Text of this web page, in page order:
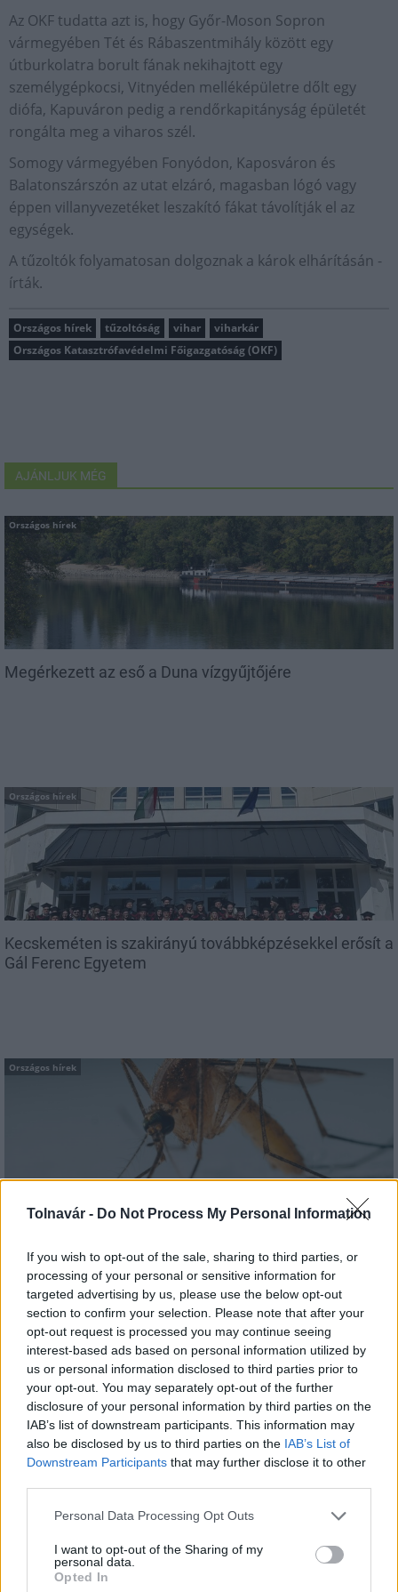
Tolnavár - Do Not Process My Personal Information
If you wish to opt-out of the sale, sharing to third parties, or
processing of your personal or sensitive information for
targeted advertising by us, please use the below opt-out
section to confirm your selection. Please note that after your
opt-out request is processed you may continue seeing
interest-based ads based on personal information utilized by
us or personal information disclosed to third parties prior to
your opt-out. You may separately opt-out of the further
disclosure of your personal information by third parties on the
IAB’s list of downstream participants. This information may
also be disclosed by us to third parties on the IAB’s List of
Downstream Participants that may further disclose it to other
Please note that this website/app uses one or more Google
not limited to your visit or usage behaviour. You may click to
grant or deny consent to Google and its third-party tags to
use your data for below specified purposes in below Google
Personal Data Processing Opt Outs
I want to opt-out of the Sharing of my
personal data.
Opted In
Az OKF tudatta azt is, hogy Győr-Moson Sopron
vármegyében Tét és Rábaszentmihály között egy
útburkolatra borult fának nekihajtott egy
személygépkocsi, Vitnyéden melléképületre dőlt egy
diófa, Kapuváron pedig a rendőrkapitányság épületét
rongálta meg a viharos szél.
Somogy vármegyében Fonyódon, Kaposváron és
Balatonszárszón az utat elzáró, magasban lógó vagy
éppen villanyvezetéket leszakító fákat távolítják el az
egységek.
A tűzoltók folyamatosan dolgoznak a károk elhárításán -
írták.
Országos hírek tűzoltóság vihar
viharkár
Országos Katasztrófavédelmi Főigazgatóság (OKF)
AJÁNLJUK MÉG
Országos hírek
Megérkezett az eső a Duna vízgyűjtőjére
Országos hírek
Kecskeméten is szakirányú továbbképzésekkel erősít a
Gál Ferenc Egyetem
Országos hírek
A lakosságra is fontos szerep hárul a szúnyoginvázió
MAGYAR ÉPÍTŐK
Aktuális